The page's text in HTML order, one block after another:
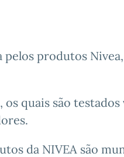
pelos produtos
quais são testados
da NIVEA são